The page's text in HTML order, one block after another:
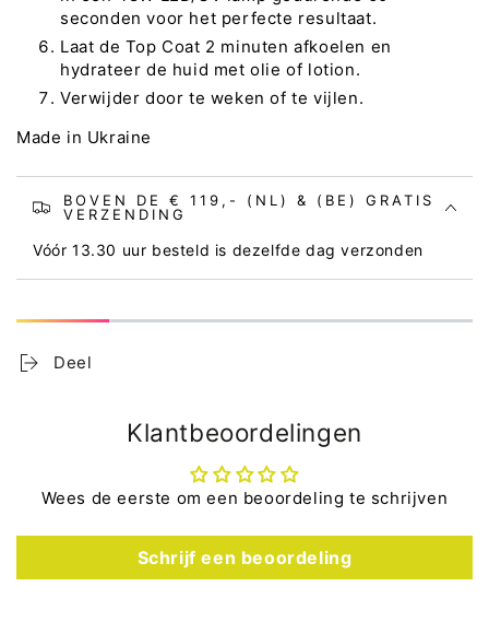
seconden voor het perfecte resultaat.
Laat de Top Coat 2 minuten afkoelen en
hydrateer de huid met olie of lotion.
Verwijder door te weken of te vijlen.
Made in Ukraine
BOVEN DE € 119,- (NL) & (BE) GRATIS
VERZENDING
Vóór 13.30 uur besteld is dezelfde dag verzonden
Deel
Klantbeoordelingen
Wees de eerste om een beoordeling te schrijven
Schrijf een beoordeling